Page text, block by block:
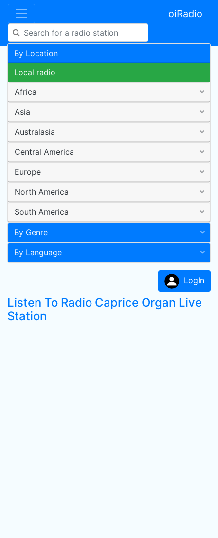
oiRadio
By Location
Local radio
Africa
Asia
Australasia
Central America
Europe
North America
South America
By Genre
By Language
LogIn
Listen To Radio Caprice Organ Live
Station